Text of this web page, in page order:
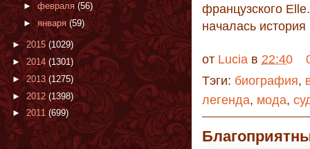
французского
началась
от Lucia в 22:40
Тэги: биография,
легенда, мода,
► февраля(56)
► января (59)
►2015(1029)
► 2014 (1301)
►2013 (1275)
► 2012 (1398)
► 2011 (699)